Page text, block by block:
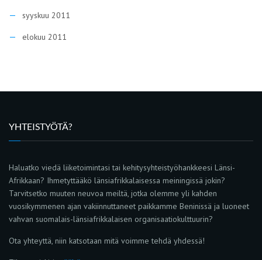
syyskuu 2011
elokuu 2011
YHTEISTYÖTÄ?
Haluatko viedä liiketoimintasi tai kehitysyhteistyöhankkeesi Länsi-
Afrikkaan? Ihmetyttääkö länsiafrikkalaisessa meiningissä jokin?
Tarvitsetko muuten neuvoa meiltä, jotka olemme yli kahden
vuosikymmenen ajan vakiinnuttaneet paikkamme Beninissä ja luoneet
vahvan suomalais-länsiafrikkalaisen organisaatiokulttuurin?
Ota yhteyttä, niin katsotaan mitä voimme tehdä yhdessä!